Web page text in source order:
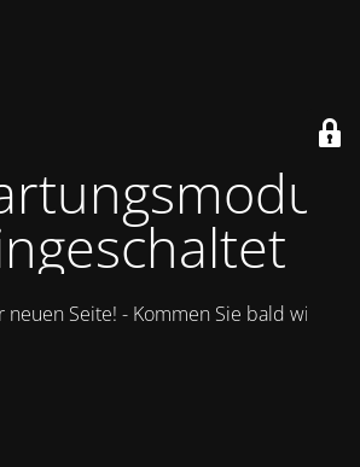
Seite! - Kommen Sie bald wieder.